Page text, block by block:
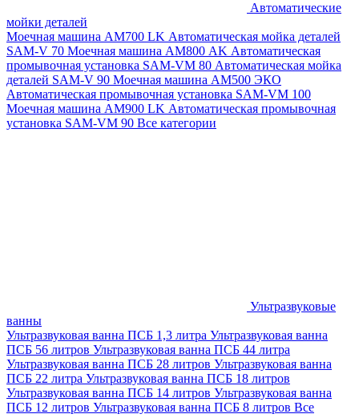
Автоматические
мойки деталей
Моечная машина AM700 LK Автоматическая мойка деталей
SAM-V 70 Моечная машина АМ800 AK Автоматическая
промывочная установка SAM-VM 80 Автоматическая мойка
деталей SAM-V 90 Моечная машина АМ500 ЭКО
Автоматическая промывочная установка SAM-VM 100
Моечная машина AM900 LK Автоматическая промывочная
установка SAM-VM 90 Все категории
Ультразвуковые
ванны
Ультразвуковая ванна ПСБ 1,3 литра Ультразвуковая ванна
ПСБ 56 литров Ультразвуковая ванна ПСБ 44 литра
Ультразвуковая ванна ПСБ 28 литров Ультразвуковая ванна
ПСБ 22 литра Ультразвуковая ванна ПСБ 18 литров
Ультразвуковая ванна ПСБ 14 литров Ультразвуковая ванна
ПСБ 12 литров Ультразвуковая ванна ПСБ 8 литров Все